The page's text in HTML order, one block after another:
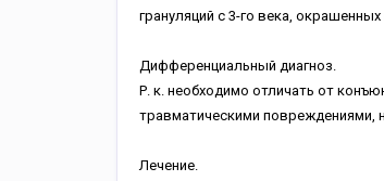
грануляций с 3-го века,
Дифференциальный диагноз.
Р. к. необходимо отличать от
травматическими повреждениями,
Лечение.